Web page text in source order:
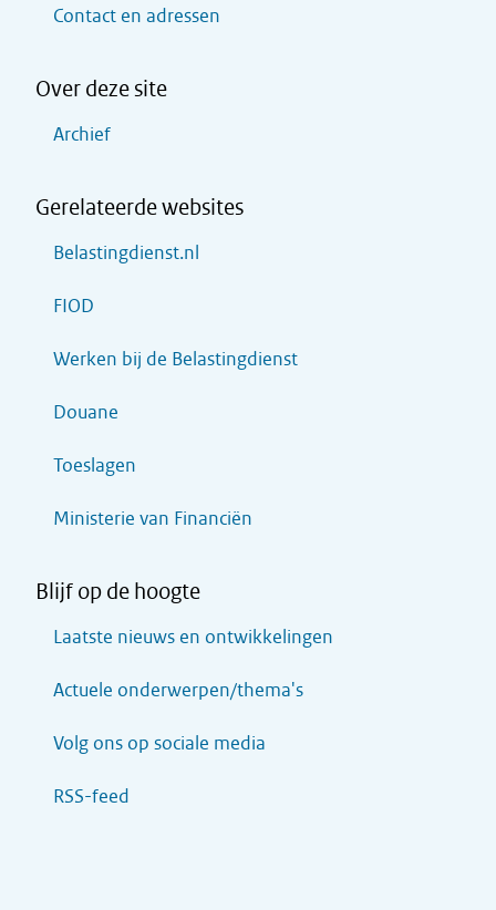
Contact en adressen
Over deze site
Archief
Gerelateerde websites
Belastingdienst.nl
FIOD
Werken bij de Belastingdienst
Douane
Toeslagen
Ministerie van Financiën
Blijf op de hoogte
Laatste nieuws en ontwikkelingen
Actuele onderwerpen/thema's
Volg ons op sociale media
RSS-feed